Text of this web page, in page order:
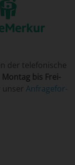
der te­le­fo­nische
Mon­tag ­bis Frei­
un­ser An­fra­ge­for­